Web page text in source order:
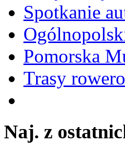
Spotkanie
Pomorska
Trasy
Naj. z